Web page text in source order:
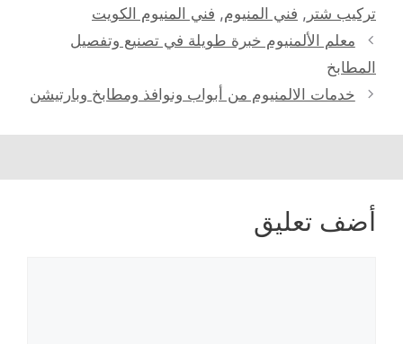
تركيب شتر , فني المنيوم, فني المنيوم الكويت
معلم الألمنيوم خبرة طويلة في تصنيع وتفصيل
المطابخ
خدمات الالمنيوم من أبواب ونوافذ ومطابخ وبارتيشن
أضف تعليق